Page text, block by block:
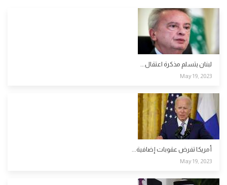
لبنان يتسلم مذكرة اعتقال...
May 19, 2023
أمريكا تفرض عقوبات إضافية...
May 19, 2023